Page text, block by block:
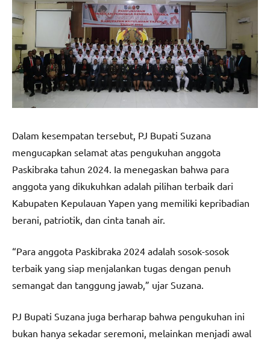
Dalam kesempatan tersebut, PJ Bupati Suzana
mengucapkan selamat atas pengukuhan anggota
Paskibraka tahun 2024. Ia menegaskan bahwa para
anggota yang dikukuhkan adalah pilihan terbaik dari
Kabupaten Kepulauan Yapen yang memiliki kepribadian
berani, patriotik, dan cinta tanah air.
“Para anggota Paskibraka 2024 adalah sosok-sosok
terbaik yang siap menjalankan tugas dengan penuh
semangat dan tanggung jawab,” ujar Suzana.
PJ Bupati Suzana juga berharap bahwa pengukuhan ini
bukan hanya sekadar seremoni, melainkan menjadi awal